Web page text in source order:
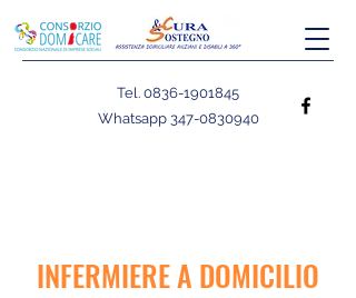
Tel. 0836-1901845
Whatsapp 347-0830940
INFERMIERE A DOMICILIO